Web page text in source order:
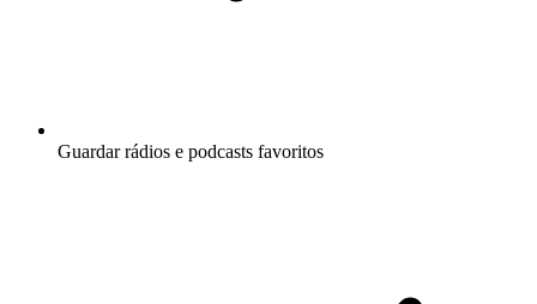
Guardar rádios e podcasts favoritos